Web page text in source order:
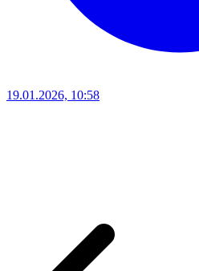
19.01.2026, 10:58